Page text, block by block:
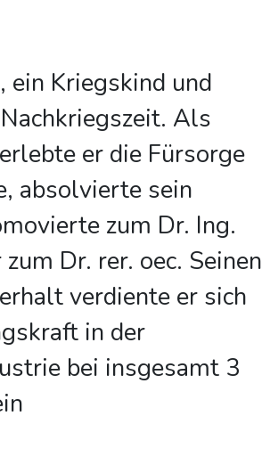
ein Kriegskind und
Als
er die Fürsorge
absolvierte sein
zum Dr. Ing.
Dr. rer. oec. Seinen
verdiente er sich
in der
bei insgesamt 3